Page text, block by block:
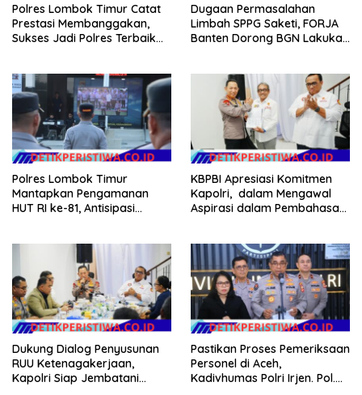
Polres Lombok Timur Catat
Prestasi Membanggakan,
Sukses Jadi Polres Terbaik
Dugaan Permasalahan
Limbah SPPG Saketi, FORJA
Banten Dorong BGN Lakukan
Polres Lombok Timur
Mantapkan Pengamanan
HUT RI ke-81, Antisipasi
KBPBI Apresiasi Komitmen
Kapolri, dalam Mengawal
Aspirasi dalam Pembahasan
Dukung Dialog Penyusunan
RUU Ketenagakerjaan,
Kapolri Siap Jembatani
Pastikan Proses Pemeriksaan
Personel di Aceh,
Kadivhumas Polri Irjen. Pol.